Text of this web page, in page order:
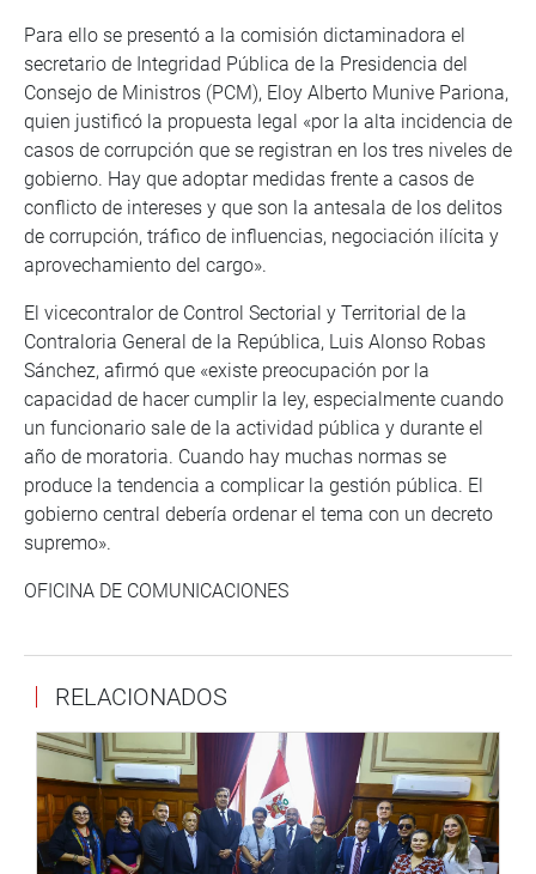
Para ello se presentó a la comisión dictaminadora el
secretario de Integridad Pública de la Presidencia del
Consejo de Ministros (PCM), Eloy Alberto Munive Pariona,
quien justificó la propuesta legal «por la alta incidencia de
casos de corrupción que se registran en los tres niveles de
gobierno. Hay que adoptar medidas frente a casos de
conflicto de intereses y que son la antesala de los delitos
de corrupción, tráfico de influencias, negociación ilícita y
aprovechamiento del cargo».
El vicecontralor de Control Sectorial y Territorial de la
Contraloria General de la República, Luis Alonso Robas
Sánchez, afirmó que «existe preocupación por la
capacidad de hacer cumplir la ley, especialmente cuando
un funcionario sale de la actividad pública y durante el
año de moratoria. Cuando hay muchas normas se
produce la tendencia a complicar la gestión pública. El
gobierno central debería ordenar el tema con un decreto
supremo».
OFICINA DE COMUNICACIONES
RELACIONADOS